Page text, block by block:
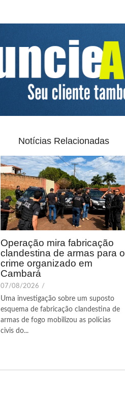
Notícias Relacionadas
Operação mira fabricação
clandestina de armas para o
crime organizado em
Cambará
07/08/2026 /
Uma investigação sobre um suposto
esquema de fabricação clandestina de
armas de fogo mobilizou as polícias
civis do...